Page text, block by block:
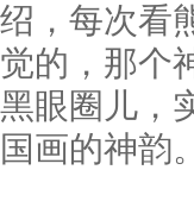
绍，每次看
觉的，那个
黑眼圈儿，
国画的神韵。